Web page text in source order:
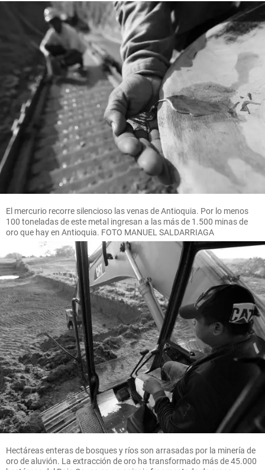
El mercurio recorre silencioso las venas de Antioquia. Por lo menos
100 toneladas de este metal ingresan a las más de 1.500 minas de
oro que hay en Antioquia. FOTO MANUEL SALDARRIAGA
Hectáreas enteras de bosques y ríos son arrasadas por la minería de
oro de aluvión. La extracción de oro ha transformado más de 45.000